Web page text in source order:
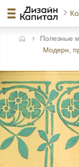
Полезные
Модерн,